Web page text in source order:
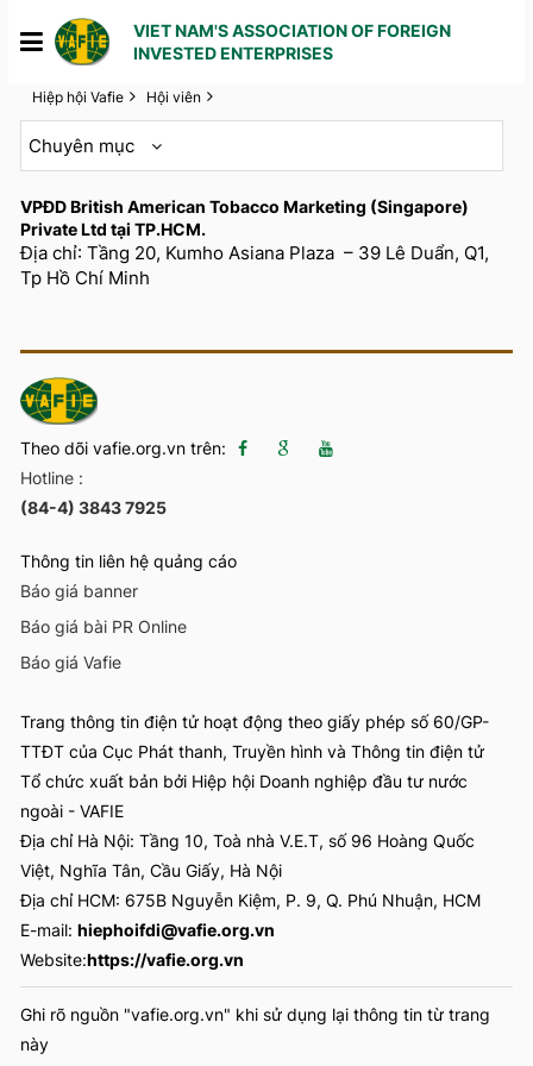
VIET NAM'S ASSOCIATION OF FOREIGN
INVESTED ENTERPRISES
Hiệp hội Vafie Hội viên
Chuyên mục
VPĐD British American Tobacco Marketing (Singapore)
Private Ltd tại TP.HCM.
Địa chỉ: Tầng 20, Kumho Asiana Plaza – 39 Lê Duẩn, Q1,
Tp Hồ Chí Minh
Theo dõi vafie.org.vn trên:
Hotline :
(84-4) 3843 7925
Thông tin liên hệ quảng cáo
Báo giá banner
Báo giá bài PR Online
Báo giá Vafie
Trang thông tin điện tử hoạt động theo giấy phép số 60/GP-
TTĐT của Cục Phát thanh, Truyền hình và Thông tin điện tử
Tổ chức xuất bản bởi Hiệp hội Doanh nghiệp đầu tư nước
ngoài - VAFIE
Địa chỉ Hà Nội: Tầng 10, Toà nhà V.E.T, số 96 Hoàng Quốc
Việt, Nghĩa Tân, Cầu Giấy, Hà Nội
Địa chỉ HCM: 675B Nguyễn Kiệm, P. 9, Q. Phú Nhuận, HCM
E-mail: hiephoifdi@vafie.org.vn
Website:https://vafie.org.vn
Ghi rõ nguồn "vafie.org.vn" khi sử dụng lại thông tin từ trang
này